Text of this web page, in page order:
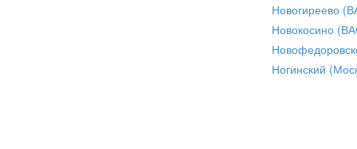
Новогиреево
Новокосино
Ногинский